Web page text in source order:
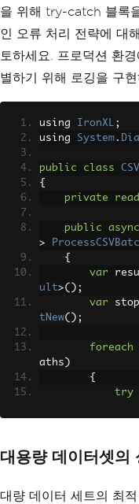
을 위해 try-catch 블록
인 오류 처리 전략에 대
토하세요. 프로덕션 환
별하기 위해 로깅을 구
using IronXL ;
using System .
public class
{
private
public async
>
{
var
ult>();
var
tNew();
foreach
aths )
{
try
k
LoadCSV(
efaultWorkSheet;
대용량 데이터셋의
대량 데이터 세트의 최